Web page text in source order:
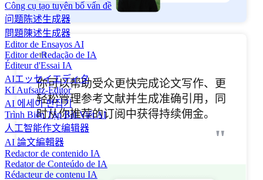
Công cụ tạo tuyên bố vấn đề
问题陈述生成器
問題陳述生成器
Editor de Ensayos AI
Editor de Redação de IA
Éditeur d'Essai IA
AIエッセイエディタ
KI Aufsatz-Editor
AI 에세이 편집기
Trình Biên Tập Bài Viết AI
人工智能作文编辑器
AI 論文編輯器
Redactor de contenido IA
Redator de Conteúdo de IA
Rédacteur de contenu IA
"
你可以帮助受众更快完成论文写作、更
轻松管理参考文献并生成准确引用，同
时从你推荐的订阅中获得持续佣金。
"